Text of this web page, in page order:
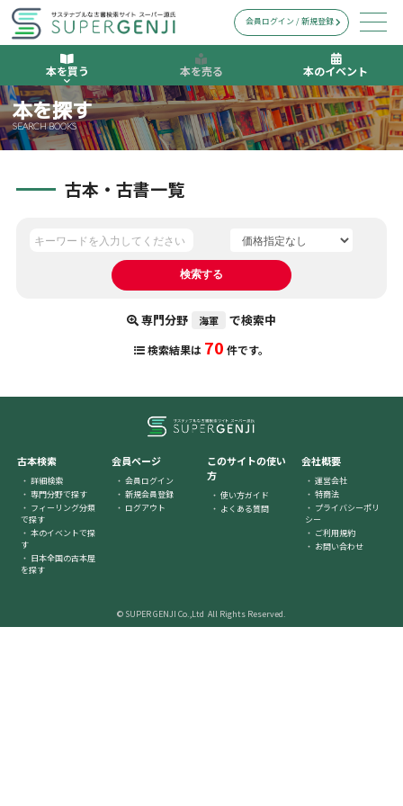
本を買う 本を売る 本のイベント
会員ログイン / 新規登録
本を探す
SEARCH BOOKS
古本・古書一覧
専門分野 海軍 で検索中
検索結果は 70 件です。
古本検索
詳細検索
専門分野で探す
フィーリング分類
で探す
本のイベントで探
す
日本全国の古本屋
を探す
会員ページ
会員ログイン
新規会員登録
ログアウト
このサイトの使い
方
使い方ガイド
よくある質問
会社概要
運営会社
特商法
プライバシーポリ
シー
ご利用規約
お問い合わせ
© SUPER GENJI Co.,Ltd All Rights Reserved.